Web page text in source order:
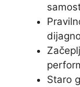
Staro